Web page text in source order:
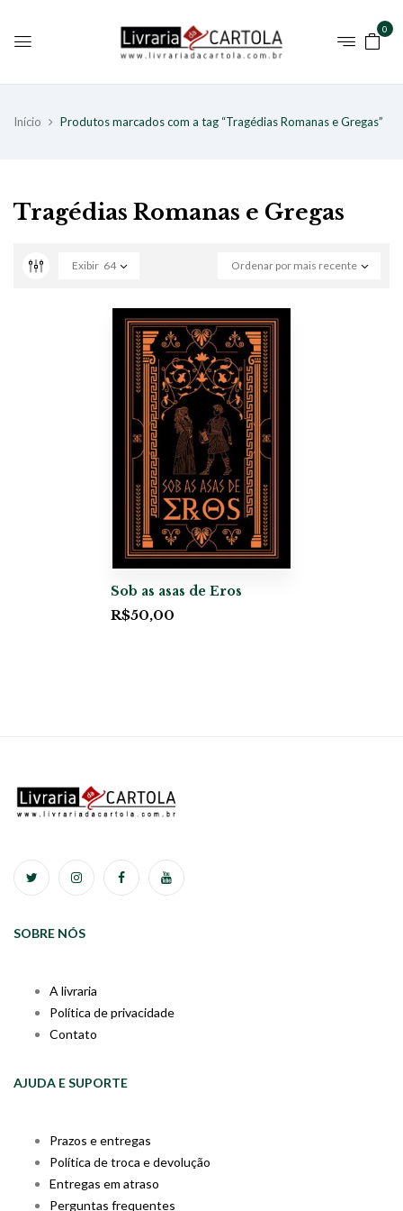
0
Início Produtos marcados com a tag “Tragédias Romanas e Gregas”
Tragédias Romanas e Gregas
Ordenar por mais recente
Exibir 64
Sob as asas de Eros
R$50,00
SOBRE NÓS
A livraria
Política de privacidade
Contato
AJUDA E SUPORTE
Prazos e entregas
Política de troca e devolução
Entregas em atraso
Perguntas frequentes